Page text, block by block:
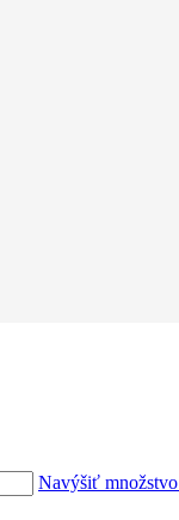
Navýšiť množstvo